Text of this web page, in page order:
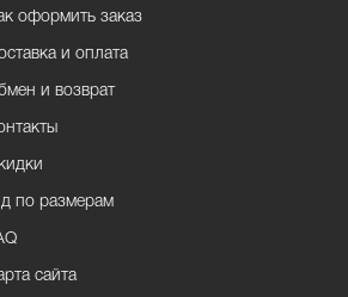
оформить заказ
и оплата
и возврат
по размерам
сайта